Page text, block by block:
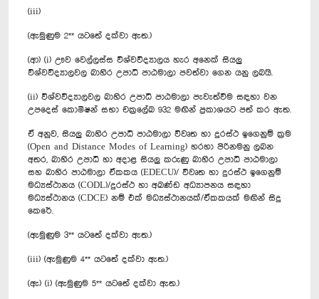
(iii)
(ඇමුණුම 2** යටතේ දක්වා ඇත.)
(ආ) (i) ඌව වෙල්ලස්ස විශ්වවිද්‍යාලය හැර අනෙක් සියලු
විශ්වවිද්‍යාලවල බාහිර උපාධි පාඨමාලා පවත්වා ගෙන යනු ලබයි.
(ii) විශ්වවිද්‍යාලවල බාහිර උපාධි පාඨමාලා පැවැත්වීම සඳහා වන
උපදෙස් කොමිෂන් සභා චක්‍රලේඛ 932 මඟින් ප්‍රකාශයට පත් කර ඇත.
ඒ අනුව, සියලු බාහිර උපාධි පාඨමාලා විවෘත හා දුරස්ථ ඉගෙනුම් ක්‍රම
(Open and Distance Modes of Learning) හරහා පිරිනමනු ලබන
අතර, බාහිර උපාධි හා අදාළ සියලු කරුණු බාහිර උපාධි පාඨමාලා
සහ බාහිර පාඨමාලා ඒකකය (EDECU)/ විවෘත හා දුරස්ථ ඉගෙනුම්
මධ්‍යස්ථානය (CODL)/දුරස්ථ හා අඛණ්ඩ අධ්‍යාපනය සඳහා
මධ්‍යස්ථානය (CDCE) නම් එක් මධ්‍යස්ථානයක්/ඒකකයක් මඟින් සිදු
කෙරේ.
(ඇමුණුම 3** යටතේ දක්වා ඇත.)
(iii) (ඇමුණුම 4** යටතේ දක්වා ඇත.)
(ඇ) (i) (ඇමුණුම 5** යටතේ දක්වා ඇත.)